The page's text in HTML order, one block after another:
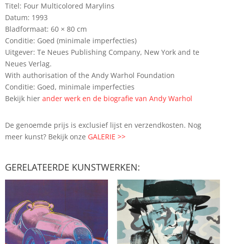
Titel: Four Multicolored Marylins
Datum: 1993
Bladformaat: 60 × 80 cm
Conditie: Goed (minimale imperfecties)
Uitgever: Te Neues Publishing Company, New York and te
Neues Verlag.
With authorisation of the Andy Warhol Foundation
Conditie: Goed, minimale imperfecties
Bekijk hier ander werk en de biografie van Andy Warhol
De genoemde prijs is exclusief lijst en verzendkosten. Nog
meer kunst? Bekijk onze GALERIE >>
GERELATEERDE KUNSTWERKEN: